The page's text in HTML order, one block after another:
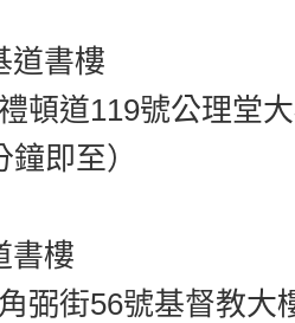
道書樓
頓道119號公理堂
即至）
書樓
弼街56號基督教大